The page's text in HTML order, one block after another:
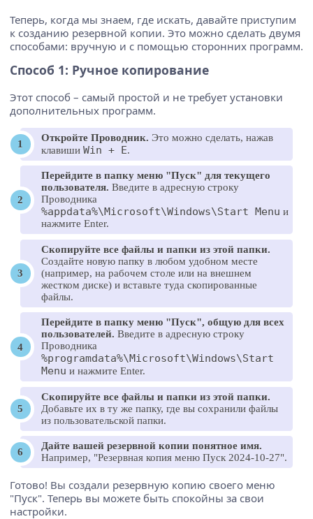
Теперь, когда мы знаем, где искать, давайте приступим
к созданию резервной копии. Это можно сделать двумя
способами: вручную и с помощью сторонних программ.
Способ 1: Ручное копирование
Этот способ – самый простой и не требует установки
дополнительных программ.
Откройте Проводник. Это можно сделать, нажав
клавиши Win + E.
Перейдите в папку меню "Пуск" для текущего
пользователя. Введите в адресную строку
Проводника
%appdata%\Microsoft\Windows\Start Menu и
нажмите Enter.
Скопируйте все файлы и папки из этой папки.
Создайте новую папку в любом удобном месте
(например, на рабочем столе или на внешнем
жестком диске) и вставьте туда скопированные
файлы.
Перейдите в папку меню "Пуск", общую для всех
пользователей. Введите в адресную строку
Проводника
%programdata%\Microsoft\Windows\Start
Menu и нажмите Enter.
Скопируйте все файлы и папки из этой папки.
Добавьте их в ту же папку, где вы сохранили файлы
из пользовательской папки.
Дайте вашей резервной копии понятное имя.
Например, "Резервная копия меню Пуск 2024-10-27".
Готово! Вы создали резервную копию своего меню
"Пуск". Теперь вы можете быть спокойны за свои
настройки.